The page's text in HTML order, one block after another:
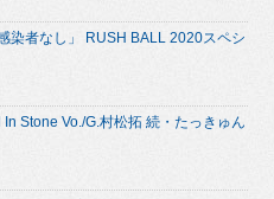
染者なし」 RUSH BALL 2020スペシ
In Stone Vo./G.村松拓 続・たっきゅん